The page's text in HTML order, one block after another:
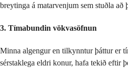
breytinga á matarvenjum sem stuðla
3. Tímabundin vökvasöfnun
Minna algengur en tilkynntur þáttur er
sérstaklega eldri konur, hafa tekið eftir